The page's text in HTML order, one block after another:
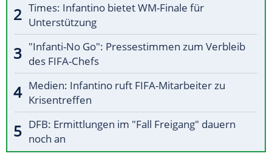
Times: Infantino bietet WM-Finale für
Unterstützung
"Infanti-No Go": Pressestimmen zum Verbleib
des FIFA-Chefs
Medien: Infantino ruft FIFA-Mitarbeiter zu
Krisentreffen
DFB: Ermittlungen im "Fall Freigang" dauern
noch an